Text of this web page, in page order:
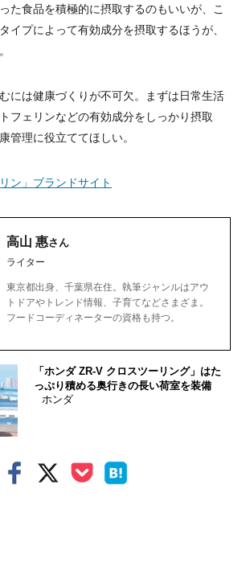
た食品を積極的に摂取するのもいいが、こ
イプによって有効成分を摂取するほうが、
には健康づくりが不可欠。まずは日常生活
フェリンなどの有効成分をしっかり摂取
管理に役立ててほしい。
ン」ブランドサイト
高山 惠さん
ライター
東京都出身、千葉県在住。執筆ジャンルはアウ
トドアやトレンド情報、子育てなどさまざま。
フードコーディネーターの資格も持つ。
「ホンダ ZR-V クロスツーリング」はた
っぷり積める奥行きの長い荷室を装備
ホンダ